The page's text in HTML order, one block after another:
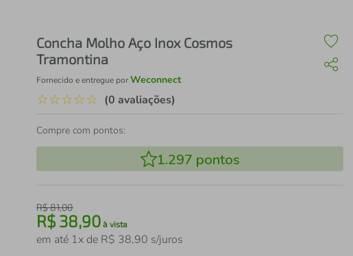
Concha Molho Aço Inox Cosmos
Tramontina
Fornecido e entregue porWeconnect
☆☆☆☆☆ (0 avaliações)
Compre com pontos:
1.297 pontos
R$81,00
R$38,90 à vista
em até 1x de R$ 38,90 s/juros